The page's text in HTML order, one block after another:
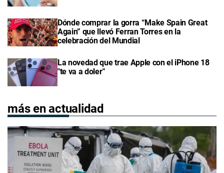
Dónde comprar la gorra “Make Spain Great
Again” que llevó Ferran Torres en la
celebración del Mundial
La novedad que trae Apple con el iPhone 18
"te va a doler"
más en actualidad